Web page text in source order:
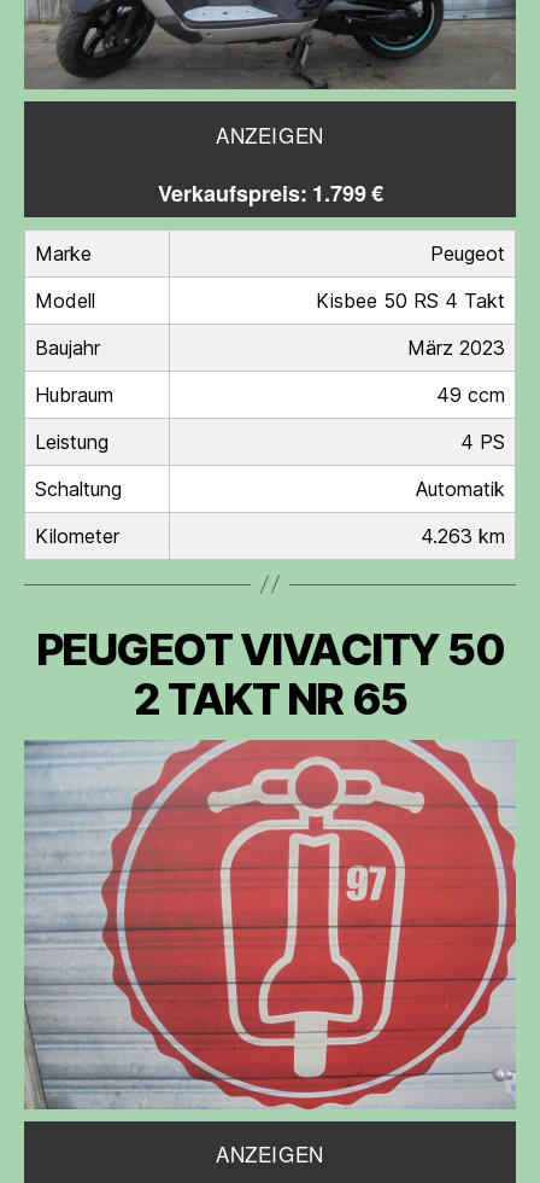
ANZEIGEN
Verkaufspreis: 1.799 €
Marke
Peugeot
Modell
Kisbee 50 RS 4 Takt
Baujahr
März 2023
Hubraum
49 ccm
Leistung
4 PS
Schaltung
Automatik
Kilometer
4.263 km
PEUGEOT VIVACITY 50
2 TAKT NR 65
ANZEIGEN